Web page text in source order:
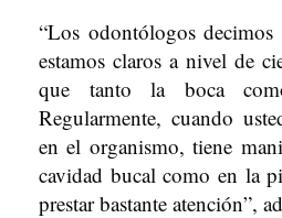
“Los odontólogos
estamos claros a nivel de
que tanto la boca
Regularmente, cuando
en el organismo, tiene
cavidad bucal como en la
prestar bastante atención”,